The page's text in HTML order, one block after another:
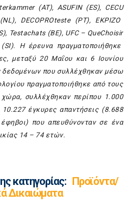
(AT), ASUFIN(ES), CECU
NL), DECOPROteste(PT), EKPIZO
), Testachats(BE), UFC– QueChoisir
SI). Η έρευνα πραγματοποιήθηκε
μεταξύ 20 Μαΐου και 6 Ιουνίου
που συλλέχθηκαν μέσω
πραγματοποιήθηκε από τους
συλλέχθηκαν περίπου 1.000
10.227 έγκυρες απαντήσεις (8.688
που απευθύνονταν σε ένα
14 – 74 ετών.
κατηγορίας: Προϊόντα/
Δικαιώματα